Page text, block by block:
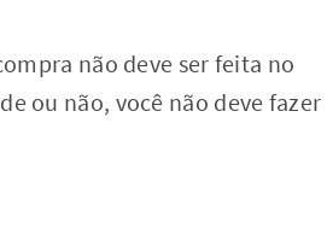
não deve ser feita no
ou não, você não deve fazer